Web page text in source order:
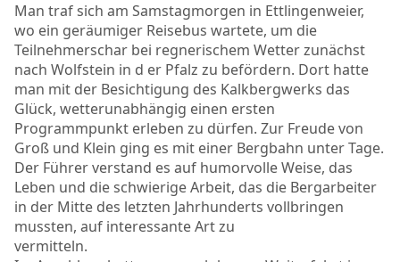
Man traf sich am Samstagmorgen in Ettlingenweier,
wo ein geräumiger Reisebus wartete, um die
Teilnehmerschar bei regnerischem Wetter zunächst
nach Wolfstein in d er Pfalz zu befördern. Dort hatte
man mit der Besichtigung des Kalkbergwerks das
Glück, wetterunabhängig einen ersten
Programmpunkt erleben zu dürfen. Zur Freude von
Groß und Klein ging es mit einer Bergbahn unter Tage.
Der Führer verstand es auf humorvolle Weise, das
Leben und die schwierige Arbeit, das die Bergarbeiter
in der Mitte des letzten Jahrhunderts vollbringen
mussten, auf interessante Art zu
vermitteln.